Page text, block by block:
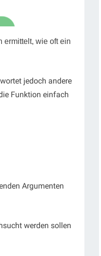
ermittelt, wie oft ein
jedoch andere
Funktion einfach
Argumenten
werden sollen